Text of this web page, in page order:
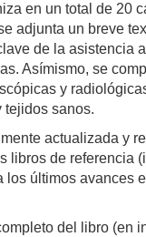
en un total de 20
adjunta un breve
de la asistencia
Asímismo, se
y
tejidos sanos.
actualizada y
libros de referencia
los últimos avances
del libro (en